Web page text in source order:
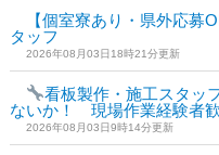
【個室寮あり・県外応募
タッフ
2026年08月03日18時21分更新
看板製作・施工スタッ
ないか！ 現場作業経験者歓
2026年08月03日9時14分更新